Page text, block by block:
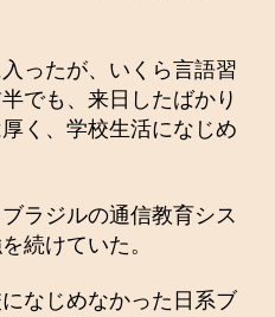
ったが、いくら言語習
でも、来日したばかり
く、学校生活になじめ
ラジルの通信教育シス
続けていた。
なじめなかった日系ブ